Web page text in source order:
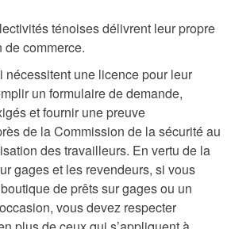
ténoises délivrent leur propre
de commerce.
nécessitent une licence pour leur
un formulaire de demande,
et fournir une preuve
de la Commission de la sécurité au
des travailleurs. En vertu de la
gages et les revendeurs, si vous
de prêts sur gages ou un
vous devez respecter